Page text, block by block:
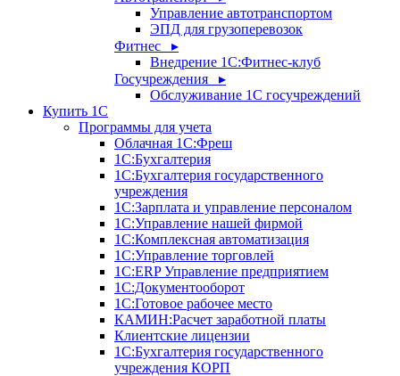
Управление автотранспортом
ЭПД для грузоперевозок
Фитнес ▸
Внедрение 1С:Фитнес-клуб
Госучреждения ▸
Обслуживание 1С госучреждений
Купить 1С
Программы для учета
Облачная 1С:Фреш
1С:Бухгалтерия
1С:Бухгалтерия государственного
учреждения
1С:Зарплата и управление персоналом
1С:Управление нашей фирмой
1С:Комплексная автоматизация
1С:Управление торговлей
1С:ERP Управление предприятием
1С:Документооборот
1C:Готовое рабочее место
КАМИН:Расчет заработной платы
Клиентские лицензии
1С:Бухгалтерия государственного
учреждения КОРП